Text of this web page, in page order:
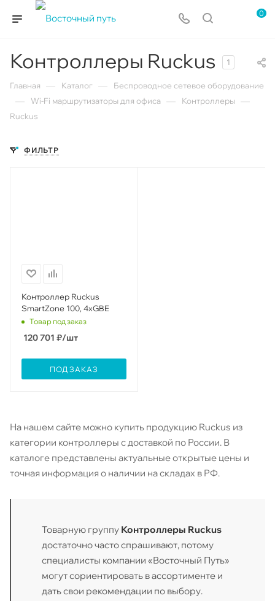
0
Контроллеры Ruckus 1
Главная Каталог Беспроводное сетевое оборудование
Wi-Fi маршрутизаторы для офиса Контроллеры
Ruckus
ФИЛЬТР
Контроллер Ruckus
SmartZone 100, 4xGBE
Товар под заказ
120 701 ₽/шт
ПОД ЗАКАЗ
На нашем сайте можно купить продукцию Ruckus из
категории контроллеры с доставкой по России. В
каталоге представлены актуальные открытые цены и
точная информация о наличии на складах в РФ.
Товарную группу Контроллеры Ruckus
достаточно часто спрашивают, потому
специалисты компании «Восточный Путь»
могут сориентировать в ассортименте и
дать свои рекомендации по выбору.